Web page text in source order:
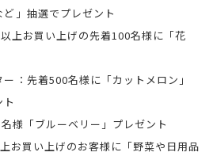
」抽選でプレゼント
上お買い上げの先着100名様に「花
：先着500名様に「カットメロン」
様「ブルーベリー」プレゼント
お買い上げのお客様に「野菜や日用品